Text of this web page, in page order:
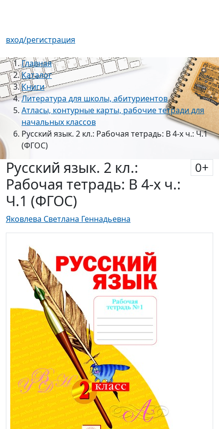
вход/регистрация
Главная
Каталог
Книги
Литература для школы, абитуриентов
Атласы, контурные карты, рабочие тетради для
начальных классов
Русский язык. 2 кл.: Рабочая тетрадь: В 4-х ч.: Ч.1
(ФГОС)
Русский язык. 2 кл.:
Рабочая тетрадь: В 4-х ч.:
Ч.1 (ФГОС)
0+
Яковлева Светлана Геннадьевна